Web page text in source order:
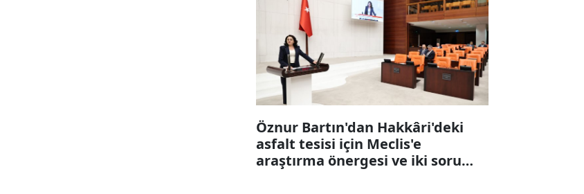
Öznur Bartın'dan Hakkâri'deki
asfalt tesisi için Meclis'e
araştırma önergesi ve iki soru